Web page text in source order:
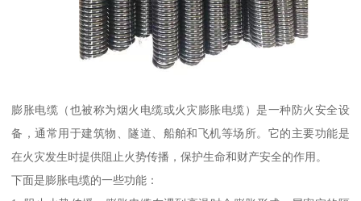
膨胀电缆（也被称为烟火电缆或火灾膨胀电缆）是一种防火安全设
备，通常用于建筑物、隧道、船舶和飞机等场所。它的主要功能是
在火灾发生时提供阻止火势传播，保护生命和财产安全的作用。
下面是膨胀电缆的一些功能：